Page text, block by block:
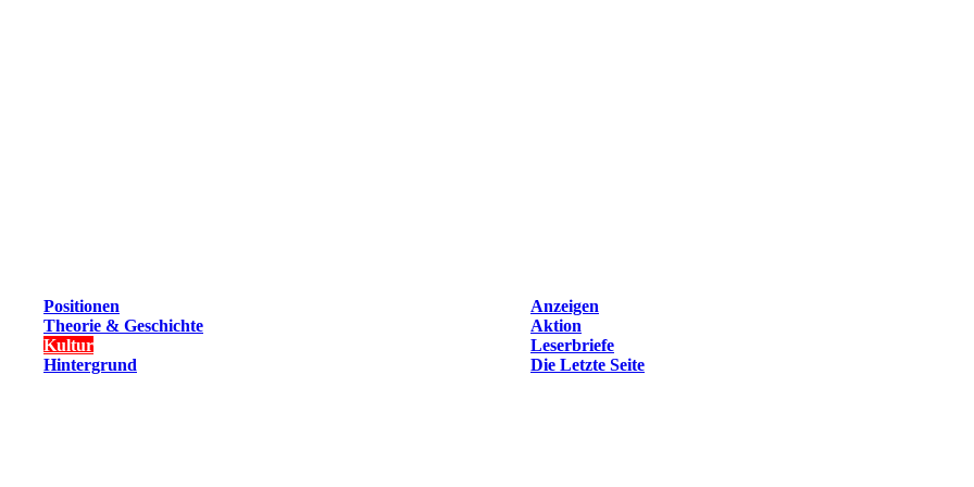
Positionen
Anzeigen
Theorie & Geschichte
Aktion
Kultur
Leserbriefe
Hintergrund Die Letzte Seite